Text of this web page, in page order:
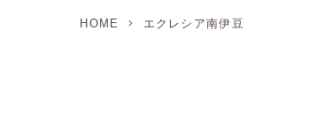
HOME エクレシア南伊豆